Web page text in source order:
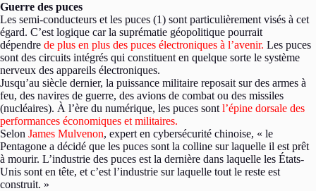
Guerre des puces
Les semi-conducteurs et les puces (1) sont particulièrement visés à cet
égard. C’est logique car la suprématie géopolitique pourrait
dépendre de plus en plus des puces électroniques à l’avenir. Les puces
sont des circuits intégrés qui constituent en quelque sorte le système
nerveux des appareils électroniques.
Jusqu’au siècle dernier, la puissance militaire reposait sur des armes à
feu, des navires de guerre, des avions de combat ou des missiles
(nucléaires). À l’ère du numérique, les puces sont l’épine dorsale des
performances économiques et militaires.
Selon James Mulvenon, expert en cybersécurité chinoise, « le
Pentagone a décidé que les puces sont la colline sur laquelle il est prêt
à mourir. L’industrie des puces est la dernière dans laquelle les États-
Unis sont en tête, et c’est l’industrie sur laquelle tout le reste est
construit. »